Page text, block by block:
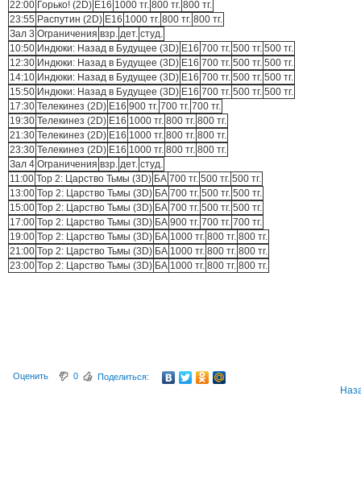
22:00 Горько! (2D) E16 1000 тг. 800 тг. 800 тг.
23:55 Распутин (2D) E16 1000 тг. 800 тг. 800 тг.
Зал 3 Ограничения взр. дет. студ.
10:50 Индюки: Назад в Будущее (3D) E16 700 тг. 500 тг. 500 тг.
12:30 Индюки: Назад в Будущее (3D) E16 700 тг. 500 тг. 500 тг.
14:10 Индюки: Назад в Будущее (3D) E16 700 тг. 500 тг. 500 тг.
15:50 Индюки: Назад в Будущее (3D) E16 700 тг. 500 тг. 500 тг.
17:30 Телекинез (2D) E16 900 тг. 700 тг. 700 тг.
19:30 Телекинез (2D) E16 1000 тг. 800 тг. 800 тг.
21:30 Телекинез (2D) E16 1000 тг. 800 тг. 800 тг.
23:30 Телекинез (2D) E16 1000 тг. 800 тг. 800 тг.
Зал 4 Ограничения взр. дет. студ.
11:00 Тор 2: Царство Тьмы (3D) БА 700 тг. 500 тг. 500 тг.
13:00 Тор 2: Царство Тьмы (3D) БА 700 тг. 500 тг. 500 тг.
15:00 Тор 2: Царство Тьмы (3D) БА 700 тг. 500 тг. 500 тг.
17:00 Тор 2: Царство Тьмы (3D) БА 900 тг. 700 тг. 700 тг.
19:00 Тор 2: Царство Тьмы (3D) БА 1000 тг. 800 тг. 800 тг.
21:00 Тор 2: Царство Тьмы (3D) БА 1000 тг. 800 тг. 800 тг.
23:00 Тор 2: Царство Тьмы (3D) БА 1000 тг. 800 тг. 800 тг.
Оценить 0 Поделиться: